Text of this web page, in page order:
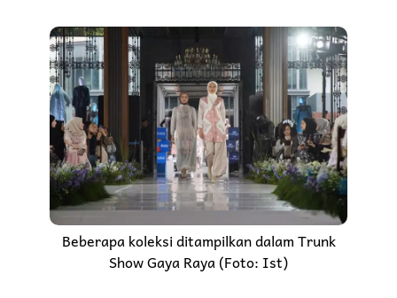
Beberapa koleksi ditampilkan dalam Trunk
Show Gaya Raya (Foto: Ist)